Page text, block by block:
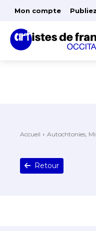
Mon compte
Accueil Autochtonies,
Retour